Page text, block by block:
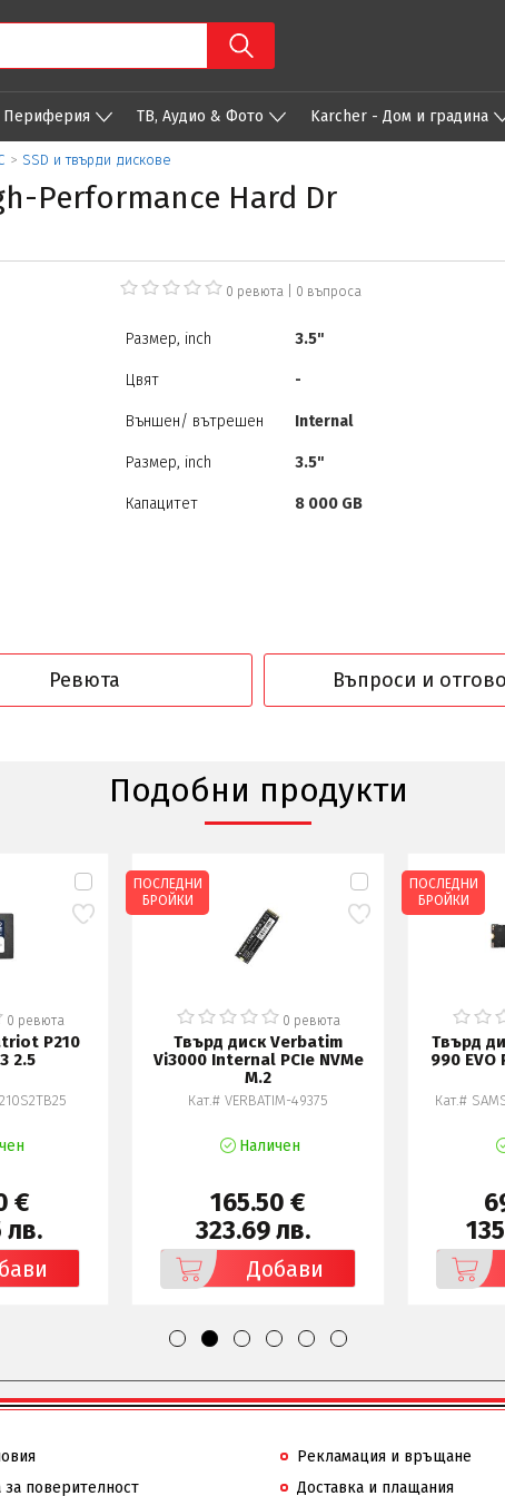
Периферия ТВ, Аудио & Фото Karcher - Дом и градина
> SSD и твърди дискове
Performance Hard Dr
0 ревюта 0 въпроса
Размер, inch 3.5"
Цвят -
Външен/ вътрешен Internal
Размер, inch 3.5"
Капацитет 8 000 GB
Ревюта Въпроси и
Подобни продукти
0 ревюта
P210
2.5
€
лв.
0 ревюта
Твърд диск Verbatim
Vi3000 Internal PCIe NVMe
M.2
Кат.# VERBATIM-49375
Наличен
165.50 €
323.69 лв.
Добави
ПОСЛЕДНИ
БРОЙКИ
Твърд
990 EVO
Кат.#
ПОСЛЕДНИ
БРОЙКИ
Рекламация и връщане
за поверителност
Доставка и плащания